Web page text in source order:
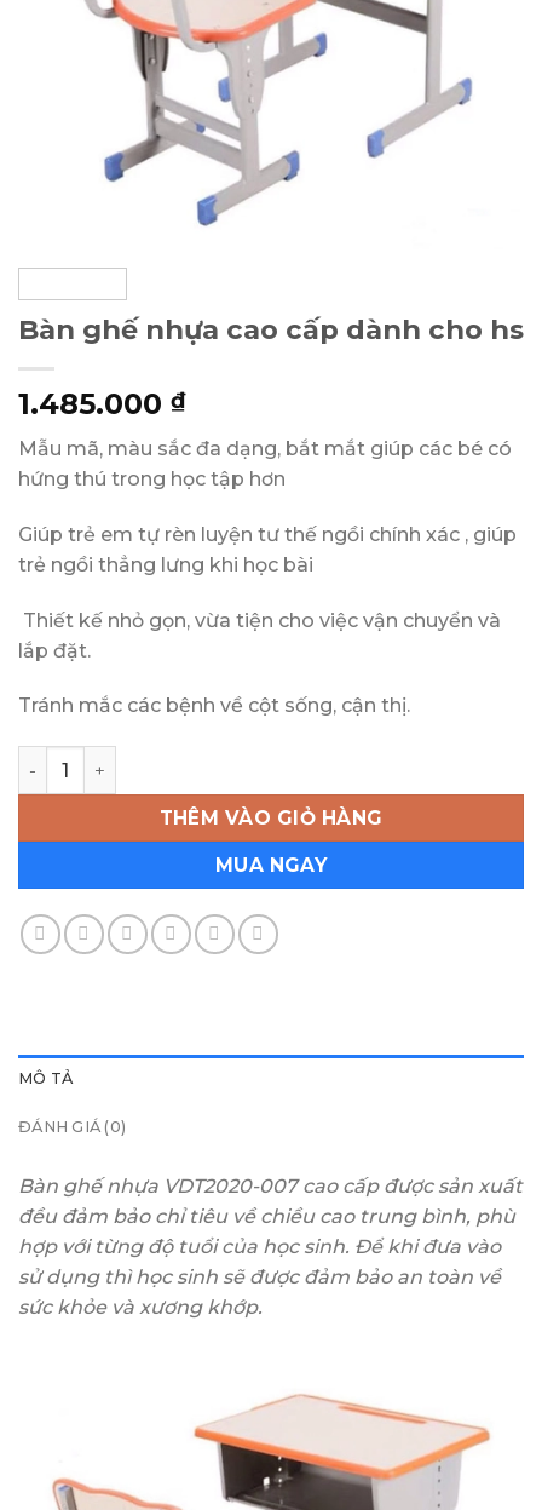
Bàn ghế nhựa cao cấp dành cho hs
1.485.000 ₫
Mẫu mã, màu sắc đa dạng, bắt mắt giúp các bé có
hứng thú trong học tập hơn
Giúp trẻ em tự rèn luyện tư thế ngồi chính xác , giúp
trẻ ngồi thẳng lưng khi học bài
Thiết kế nhỏ gọn, vừa tiện cho việc vận chuyển và
lắp đặt.
Tránh mắc các bệnh về cột sống, cận thị.
Bàn ghế nhựa cao cấp dành cho hs số lượng
THÊM VÀO GIỎ HÀNG
MUA NGAY
MÔ TẢ
ĐÁNH GIÁ (0)
Bàn ghế nhựa VDT2020-007 cao cấp được sản xuất
đều đảm bảo chỉ tiêu về chiều cao trung bình, phù
hợp với từng độ tuổi của học sinh. Để khi đưa vào
sử dụng thì học sinh sẽ được đảm bảo an toàn về
sức khỏe và xương khớp.